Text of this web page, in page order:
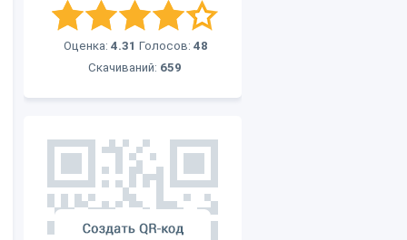
Оценка: 4.31 Голосов: 48
Скачиваний: 659